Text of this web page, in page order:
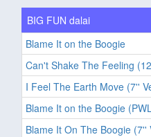
BIG FUN dalai
Blame It on the Boogie
Can't Shake The Feeling
I Feel The Earth Move (7''
Blame It on the Boogie
Blame It On The Boogie (7''